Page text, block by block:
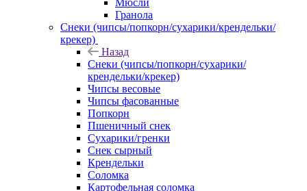
Мюсли
Гранола
Снеки (чипсы/попкорн/сухарики/крендельки/
крекер)
Назад
Снеки (чипсы/попкорн/сухарики/
крендельки/крекер)
Чипсы весовые
Чипсы фасованные
Попкорн
Пшеничный снек
Сухарики/гренки
Снек сырный
Крендельки
Соломка
Картофельная соломка